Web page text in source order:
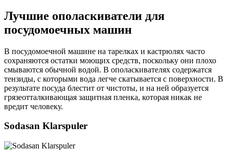
Лучшие ополаскиватели для
посудомоечных машин
В посудомоечной машине на тарелках и кастрюлях часто
сохраняются остатки моющих средств, поскольку они плохо
смываются обычной водой. В ополаскивателях содержатся
тензиды, с которыми вода легче скатывается с поверхности. В
результате посуда блестит от чистоты, и на ней образуется
грязеотталкивающая защитная пленка, которая никак не
вредит человеку.
Sodasan Klarspuler